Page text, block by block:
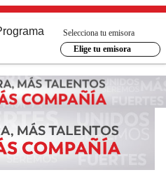
Selecciona tu emisora
Elige tu emisora